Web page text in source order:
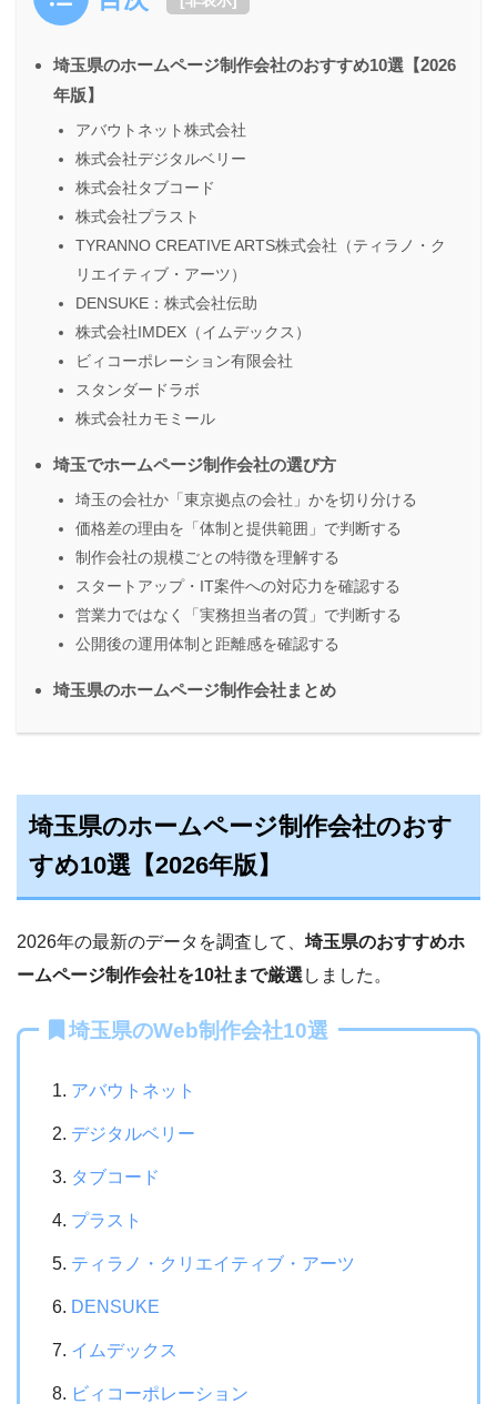
埼玉県のホームページ制作会社のおすすめ10選【2026
年版】
アバウトネット株式会社
株式会社デジタルベリー
株式会社タブコード
株式会社プラスト
TYRANNO CREATIVE ARTS株式会社（ティラノ・ク
リエイティブ・アーツ）
DENSUKE：株式会社伝助
株式会社IMDEX（イムデックス）
ビィコーポレーション有限会社
スタンダードラボ
株式会社カモミール
埼玉でホームページ制作会社の選び方
埼玉の会社か「東京拠点の会社」かを切り分ける
価格差の理由を「体制と提供範囲」で判断する
制作会社の規模ごとの特徴を理解する
スタートアップ・IT案件への対応力を確認する
営業力ではなく「実務担当者の質」で判断する
公開後の運用体制と距離感を確認する
埼玉県のホームページ制作会社まとめ
埼玉県のホームページ制作会社のおす
すめ10選【2026年版】
2026年の最新のデータを調査して、 埼玉県のおすすめホ
ームページ制作会社を10社まで厳選 しました。
埼玉県のWeb制作会社10選
アバウトネット
デジタルベリー
タブコード
プラスト
ティラノ・クリエイティブ・アーツ
DENSUKE
イムデックス
ビィコーポレーション